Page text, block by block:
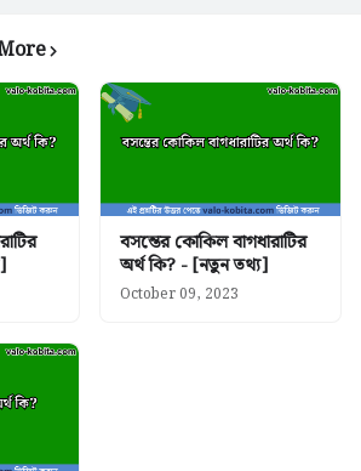
বসন্তের কোকিল বাগধারাটির
অর্থ কি? - [নতুন তথ্য]
October 09, 2023